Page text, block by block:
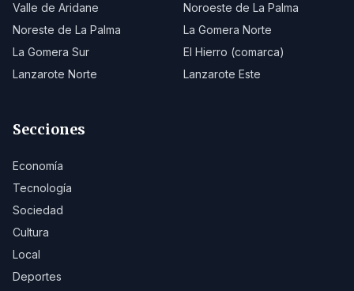
Valle de Aridane
Noroeste de La Palma
Noreste de La Palma
La Gomera Norte
La Gomera Sur
El Hierro (comarca)
Lanzarote Norte
Lanzarote Este
Secciones
Economía
Tecnología
Sociedad
Cultura
Local
Deportes